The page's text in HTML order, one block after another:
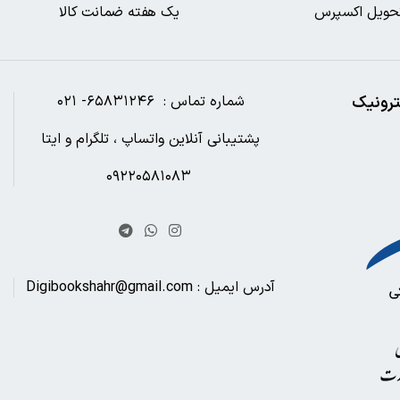
اکسپرس یک هفته ضمانت کالا
شماره تماس : ۶۵۸۳۱۲۴۶- ۰۲۱
پشتیبانی آنلاین واتساپ ، تلگرام و ایتا
آدرس ایمیل : Digibookshahr@gmail.com